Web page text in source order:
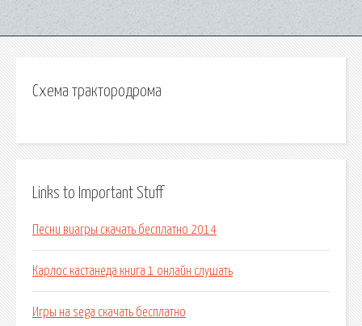
Схема трактородрома
Links to Important Stuff
Песни виагры скачать бесплатно 2014
Карлос кастанеда книга 1 онлайн слушать
Игры на sega скачать бесплатно